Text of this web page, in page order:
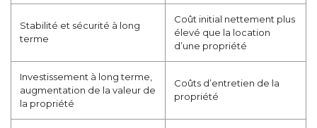
Stabilité et sécurité à long
terme
Coût initial nettement plus
élevé que la location
d’une propriété
Investissement à long terme,
augmentation de la valeur de
la propriété
Coûts d’entretien de la
propriété